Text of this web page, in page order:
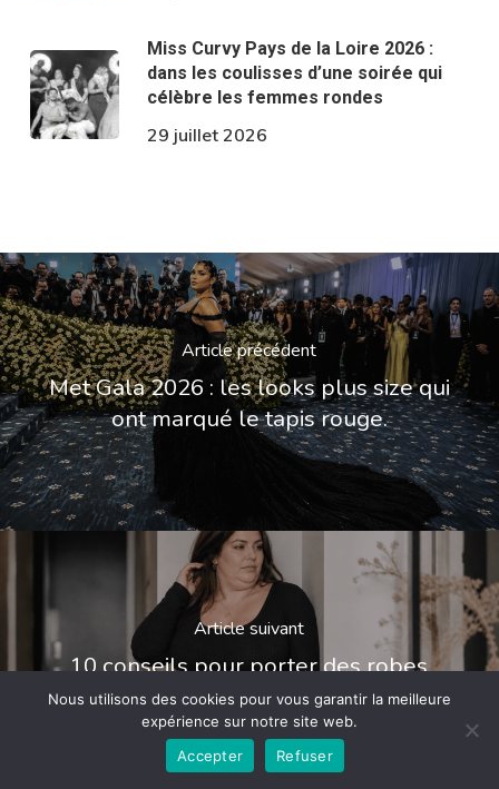
Miss Curvy Pays de la Loire 2026 :
dans les coulisses d’une soirée qui
célèbre les femmes rondes
29 juillet 2026
Article précédent
Met Gala 2026 : les looks plus size qui
ont marqué le tapis rouge.
Article suivant
10 conseils pour porter des robes
moulantes grandes tailles.
Nous utilisons des cookies pour vous garantir la meilleure
expérience sur notre site web.
Accepter
Refuser